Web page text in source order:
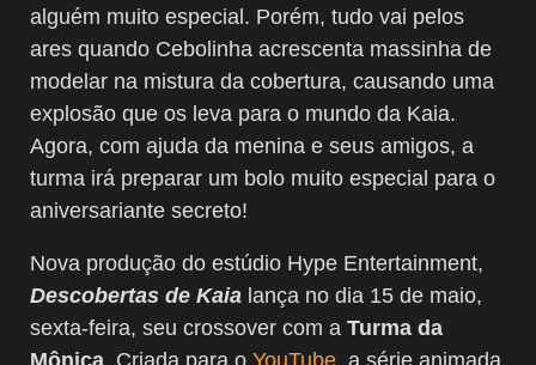
alguém muito especial. Porém, tudo vai pelos
ares quando Cebolinha acrescenta massinha de
modelar na mistura da cobertura, causando uma
explosão que os leva para o mundo da Kaia.
Agora, com ajuda da menina e seus amigos, a
turma irá preparar um bolo muito especial para o
aniversariante secreto!
Nova produção do estúdio Hype Entertainment,
Descobertas de Kaia lança no dia 15 de maio,
sexta-feira, seu crossover com a Turma da
Mônica. Criada para o YouTube, a série animada